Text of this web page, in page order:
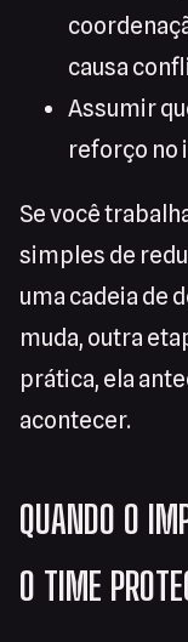
causa
Assumir
reforço no
Se você
simples de
uma cadeia de
muda, outra
prática, ela
acontecer.
QUANDO O
O TIME